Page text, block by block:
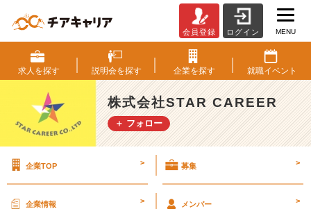
坂
代
表
へ
イ
ン
ー！
会員登録 ログイン MENU
求人を探す 説明会を探す 企業を探す 就職イベント
株式会社STAR CAREER
＋ フォロー
企業TOP > 募集 >
企業情報 > メンバー >